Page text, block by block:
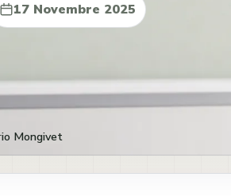
17 Novembre 2025
Mongivet